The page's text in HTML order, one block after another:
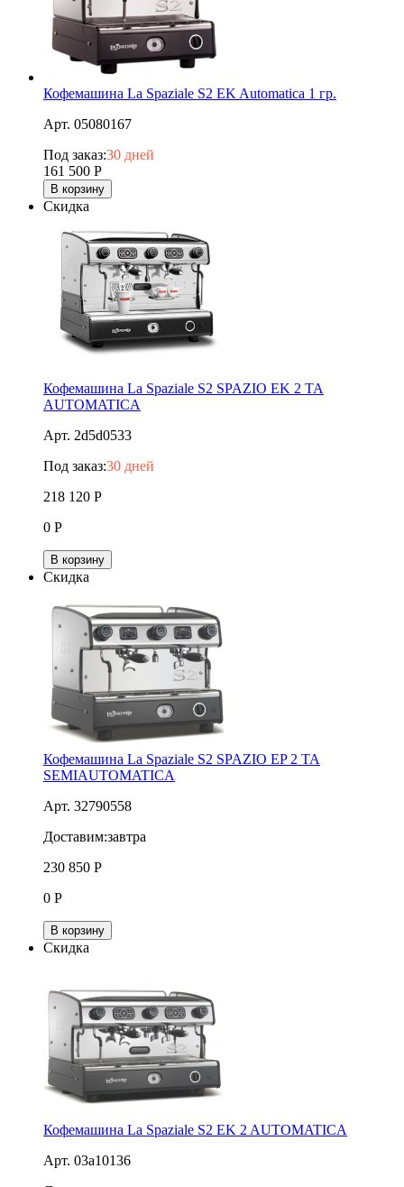
Кофемашина La Spaziale S2 EK Automatica 1 гр.
Арт. 05080167
Под заказ:30 дней
161 500 Р
В корзину
Скидка
Кофемашина La Spaziale S2 SPAZIO ЕK 2 TA
AUTOMATICA
Арт. 2d5d0533
Под заказ:30 дней
218 120 Р
0 Р
В корзину
Скидка
Кофемашина La Spaziale S2 SPAZIO ЕP 2 TA
SEMIAUTOMATICA
Арт. 32790558
Доставим:завтра
230 850 Р
0 Р
В корзину
Скидка
Кофемашина La Spaziale S2 EK 2 AUTOMATICA
Арт. 03a10136